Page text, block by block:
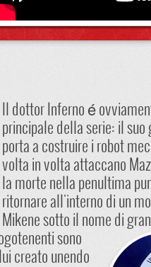
Il dottor Inferno é
principale della serie: il suo
porta a costruire i robot
volta in volta attaccano
la morte nella penultima
ritornare all'interno di un
Mikene sotto il nome di
sono
creato unendo